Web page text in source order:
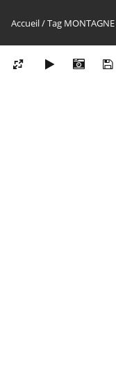
Accueil/Tag MONTAGNE